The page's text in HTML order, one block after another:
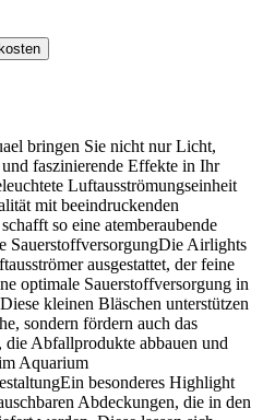
bringen Sie nicht nur Licht,
faszinierende Effekte in Ihr
Luftausströmungseinheit
mit beeindruckenden
so eine atemberaubende
SauerstoffversorgungDie Airlights
ausgestattet, der feine
optimale Sauerstoffversorgung in
kleinen Bläschen unterstützen
sondern fördern auch das
Abfallprodukte abbauen und
Aquarium
besonderes Highlight
Abdeckungen, die in den